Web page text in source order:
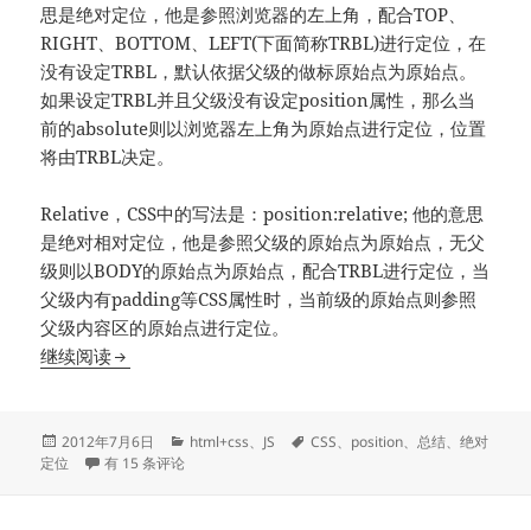
思是绝对定位，他是参照浏览器的左上角，配合TOP、
RIGHT、BOTTOM、LEFT(下面简称TRBL)进行定位，在
没有设定TRBL，默认依据父级的做标原始点为原始点。
如果设定TRBL并且父级没有设定position属性，那么当
前的absolute则以浏览器左上角为原始点进行定位，位置
将由TRBL决定。
Relative，CSS中的写法是：position:relative; 他的意思
是绝对相对定位，他是参照父级的原始点为原始点，无父
级则以BODY的原始点为原始点，配合TRBL进行定位，当
父级内有padding等CSS属性时，当前级的原始点则参照
父级内容区的原始点进行定位。
继续阅读css绝对定位absolute总结
发
布
2012年7月6日
分
html+css、 JS
标
CSS、 position、总结、绝对
定位
css绝对定位absolute总结
有 15 条评论